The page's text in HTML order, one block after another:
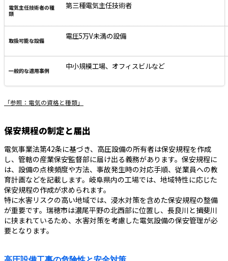
第三種電気主任技術者
電圧5万V未満の設備
中小規模工場、オフィスビルなど
「参照：電気の資格と種類」
保安規程の制定と届出
電気事業法第42条に基づき、高圧設備の所有者は保安規程を作成
し、管轄の産業保安監督部に届け出る義務があります。保安規程に
は、設備の点検頻度や方法、事故発生時の対応手順、従業員への教
育計画などを記載します。岐阜県内の工場では、地域特性に応じた
保安規程の作成が求められます。
特に水害リスクの高い地域では、浸水対策を含めた保安規程の整備
が重要です。瑞穂市は濃尾平野の北西部に位置し、長良川と揖斐川
に挟まれているため、水害対策を考慮した電気設備の保安管理が必
要となります。